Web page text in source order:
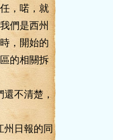
，喏，就
們是西州
，開始的
的相關拆
不清楚，
日報的同